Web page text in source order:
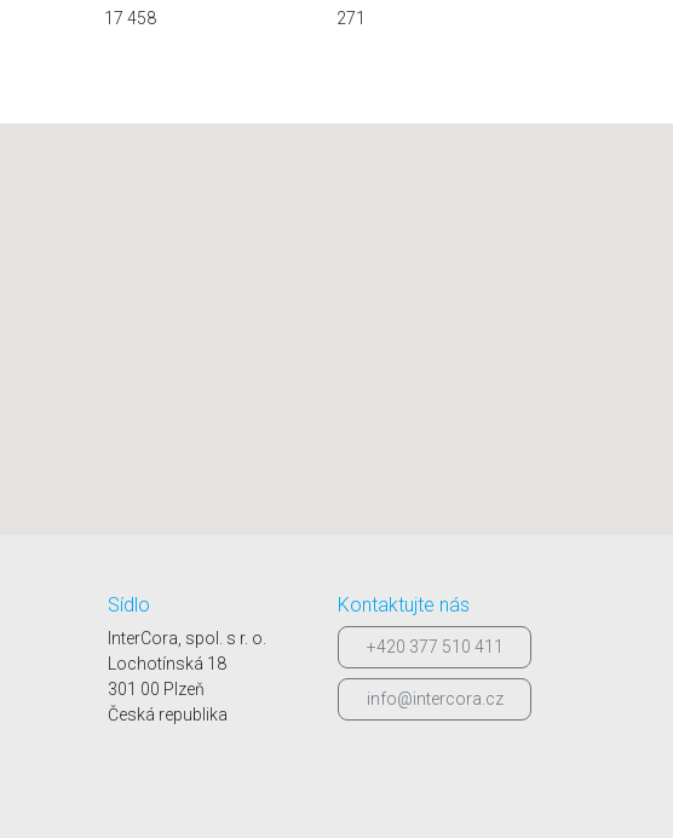
17 458 271
Kontaktujte nás
+420 377 510 411
info@intercora.cz
Sídlo
InterCora, spol. s r. o.
Lochotínská 18
301 00 Plzeň
Česká republika